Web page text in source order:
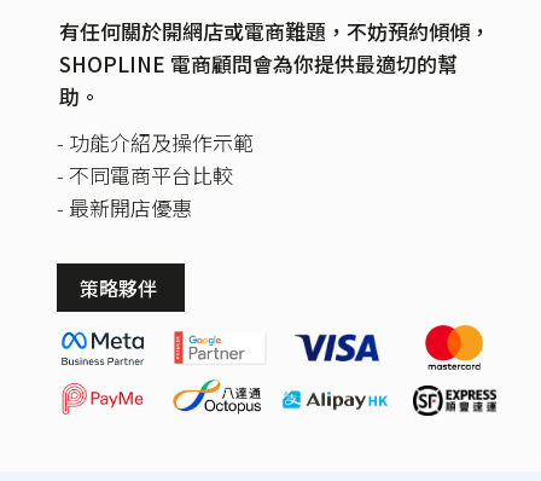
有任何關於開網店或電商難題，不妨預約傾傾，
SHOPLINE 電商顧問會為你提供最適切的幫
助。
策略夥伴
- 功能介紹及操作示範
- 不同電商平台比較
- 最新開店優惠